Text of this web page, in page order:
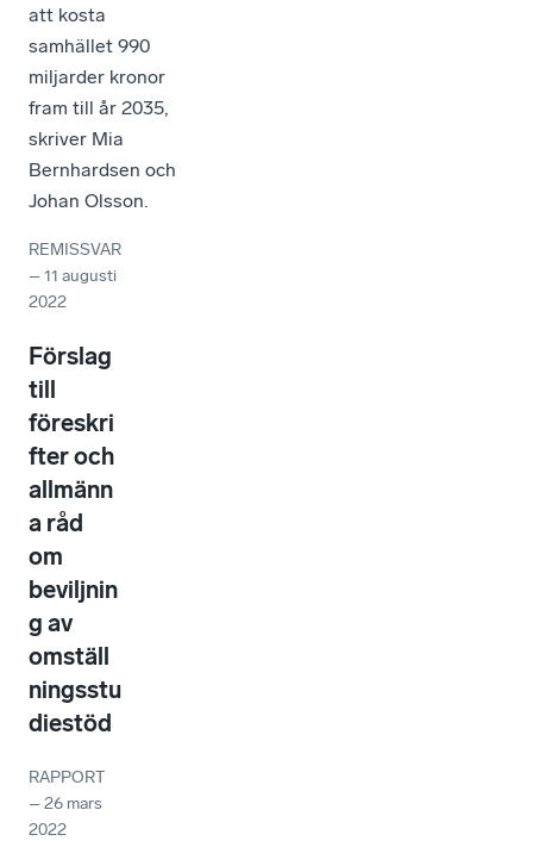
att kosta
samhället 990
miljarder kronor
fram till år 2035,
skriver Mia
Bernhardsen och
Johan Olsson.
REMISSVAR
–11 augusti
2022
Förslag
till
föreskri
fter och
allmänn
a råd
om
beviljnin
g av
omställ
ningsstu
diestöd
RAPPORT
–26 mars
2022